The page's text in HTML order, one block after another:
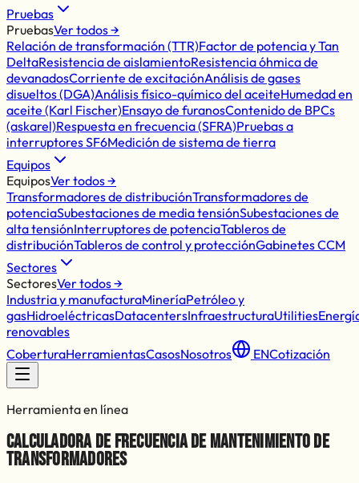
Pruebas
PruebasVer todos →
Relación de transformación (TTR)Factor de potencia y Tan
DeltaResistencia de aislamientoResistencia óhmica de
devanadosCorriente de excitaciónAnálisis de gases
disueltos (DGA)Análisis físico-químico del aceiteHumedad en
aceite (Karl Fischer)Ensayo de furanosContenido de BPCs
(askarel)Respuesta en frecuencia (SFRA)Pruebas a
interruptores SF6Medición de sistema de tierra
Equipos
EquiposVer todos →
Transformadores de distribuciónTransformadores de
potenciaSubestaciones de media tensiónSubestaciones de
alta tensiónInterruptores de potenciaTableros de
distribuciónTableros de control y protecciónGabinetes CCM
Sectores
SectoresVer todos →
Industria y manufacturaMineríaPetróleo y
gasHidroeléctricasDatacentersInfraestructuraUtilities
renovables
CoberturaHerramientasCasosNosotros ENCotización
Herramienta en línea
Calculadora de frecuencia de mantenimiento de
transformadores